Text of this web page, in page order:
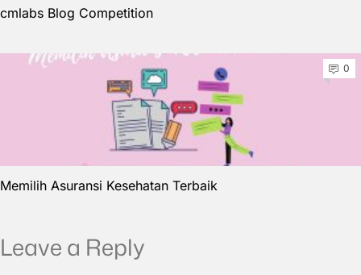
cmlabs Blog Competition
0
Memilih Asuransi Kesehatan Terbaik
Leave a Reply